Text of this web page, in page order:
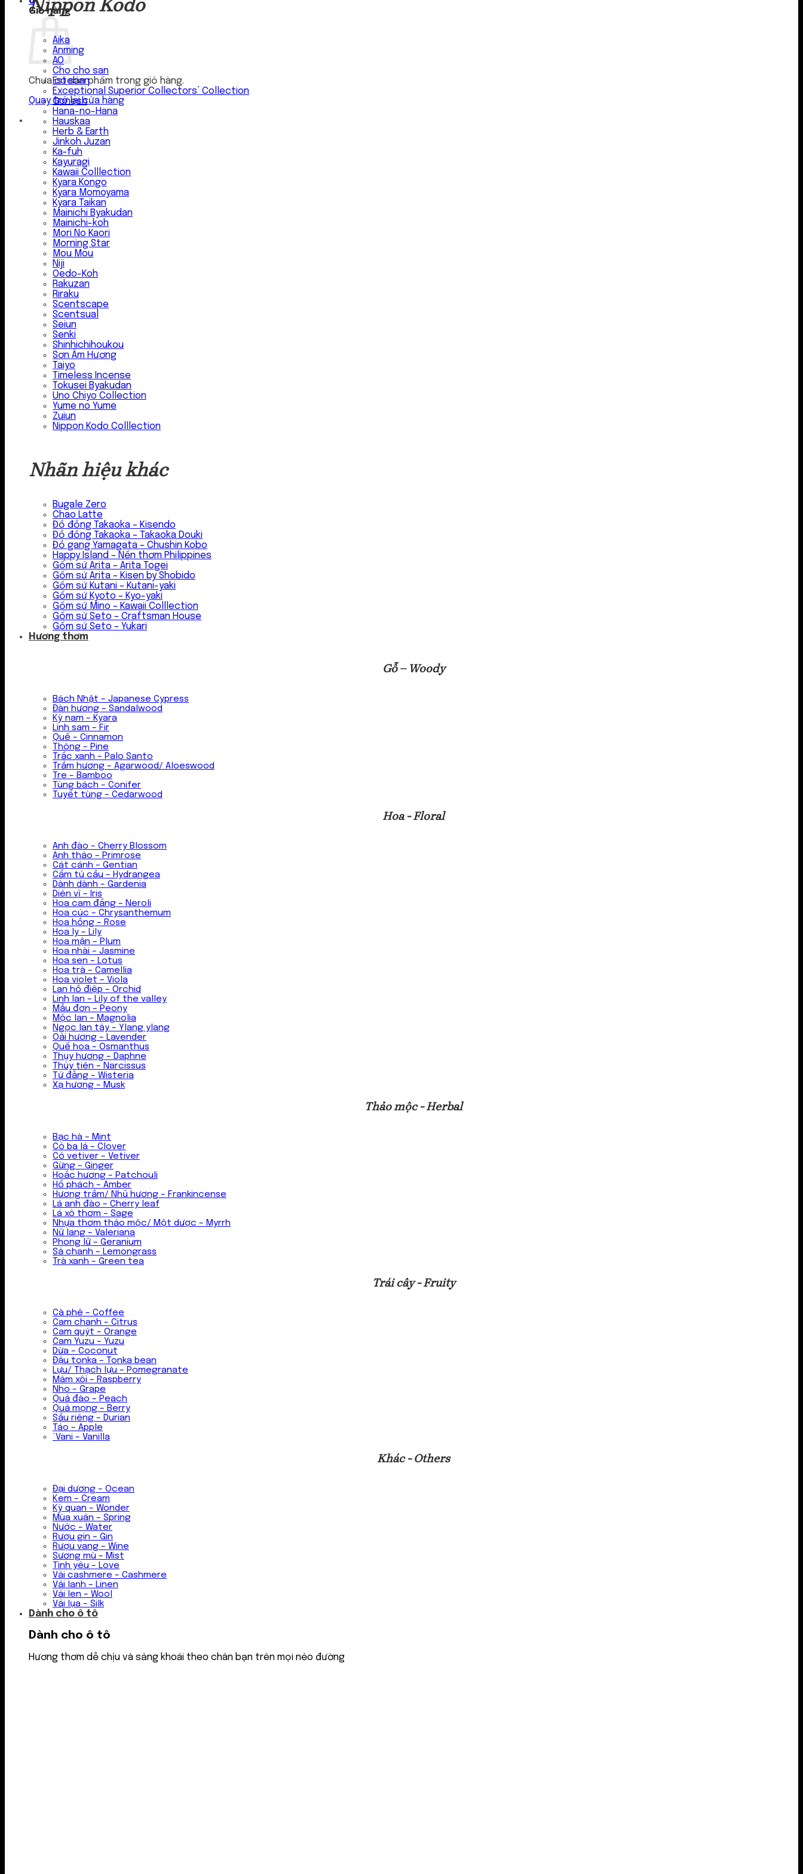
Giỏ hàng
Chưa có sản phẩm trong giỏ hàng.
Quay trở lại cửa hàng
Nippon Kodo
Aika
Anming
AO
Cho cho san
Esteban
Exceptional Superior Collectors’ Collection
Gonesh
Hana-no-Hana
Hauskaa
Herb & Earth
Jinkoh Juzan
Ka-fuh
Kayuragi
Kawaii Colllection
Kyara Kongo
Kyara Momoyama
Kyara Taikan
Mainichi Byakudan
Mainichi-koh
Mori No Kaori
Morning Star
Mou Mou
Niji
Oedo-Koh
Rakuzan
Riraku
Scentscape
Scentsual
Seiun
Senki
Shinhichihoukou
Sơn Âm Hương
Taiyo
Timeless Incense
Tokusei Byakudan
Uno Chiyo Collection
Yume no Yume
Zuiun
Nippon Kodo Colllection
Nhãn hiệu khác
Bugale Zero
Chao Latte
Đồ đồng Takaoka – Kisendo
Đồ đồng Takaoka – Takaoka Douki
Đồ gang Yamagata – Chushin Kobo
Happy Island – Nến thơm Philippines
Gốm sứ Arita – Arita Togei
Gốm sứ Arita – Kisen by Shobido
Gốm sứ Kutani – Kutani-yaki
Gốm sứ Kyoto – Kyo-yaki
Gốm sứ Mino – Kawaii Colllection
Gốm sứ Seto – Craftsman House
Gốm sứ Seto – Yukari
Hương thơm
Gỗ – Woody
Bách Nhật – Japanese Cypress
Đàn hương – Sandalwood
Kỳ nam – Kyara
Linh sam – Fir
Quế – Cinnamon
Thông – Pine
Trắc xanh – Palo Santo
Trầm hương – Agarwood/ Aloeswood
Tre – Bamboo
Tùng bách – Conifer
Tuyết tùng – Cedarwood
Hoa - Floral
Anh đào – Cherry Blossom
Anh thảo – Primrose
Cát cánh – Gentian
Cẩm tú cầu – Hydrangea
Dành dành – Gardenia
Diên vĩ – Iris
Hoa cam đắng – Neroli
Hoa cúc – Chrysanthemum
Hoa hồng – Rose
Hoa ly – Lily
Hoa mận – Plum
Hoa nhài – Jasmine
Hoa sen – Lotus
Hoa trà – Camellia
Hoa violet – Viola
Lan hồ điệp – Orchid
Linh lan – Lily of the valley
Mẫu đơn – Peony
Mộc lan – Magnolia
Ngọc lan tây – Ylang ylang
Oải hương – Lavender
Quế hoa – Osmanthus
Thụy hương – Daphne
Thủy tiên – Narcissus
Tử đằng – Wisteria
Xạ hương – Musk
Thảo mộc - Herbal
Bạc hà – Mint
Cỏ ba lá – Clover
Cỏ vetiver – Vetiver
Gừng – Ginger
Hoắc hương – Patchouli
Hổ phách – Amber
Hương trầm/ Nhũ hương – Frankincense
Lá anh đào – Cherry leaf
Lá xô thơm – Sage
Nhựa thơm thảo mộc/ Một dược – Myrrh
Nữ lang – Valeriana
Phong lữ – Geranium
Sả chanh – Lemongrass
Trà xanh – Green tea
Trái cây - Fruity
Cà phê – Coffee
Cam chanh – Citrus
Cam quýt – Orange
Cam Yuzu – Yuzu
Dừa – Coconut
Đậu tonka – Tonka bean
Lựu/ Thạch lựu – Pomegranate
Mâm xôi – Raspberry
Nho – Grape
Quả đào – Peach
Quả mọng – Berry
Sầu riêng – Durian
Táo – Apple
`Vani – Vanilla
Khác - Others
Đại dương – Ocean
Kem – Cream
Kỳ quan – Wonder
Mùa xuân – Spring
Nước – Water
Rượu gin – Gin
Rượu vang – Wine
Sương mù – Mist
Tình yêu – Love
Vải cashmere – Cashmere
Vải lanh – Linen
Vải len – Wool
Vải lụa – Silk
Dành cho ô tô
Dành cho ô tô
Hương thơm dễ chịu và sảng khoái theo chân bạn trên mọi nẻo đường